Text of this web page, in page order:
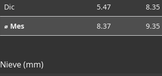
Dic
5.47 8.35
⌀ Mes
8.37 9.35
Nieve (mm)